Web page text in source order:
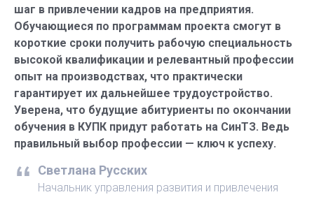
шаг в привлечении кадров на предприятия.
Обучающиеся по программам проекта смогут в
короткие сроки получить рабочую специальность
высокой квалификации и релевантный профессии
опыт на производствах, что практически
гарантирует их дальнейшее трудоустройство.
Уверена, что будущие абитуриенты по окончании
обучения в КУПК придут работать на СинТЗ. Ведь
правильный выбор профессии — ключ к успеху.
Светлана Русских
Начальник управления развития и привлечения